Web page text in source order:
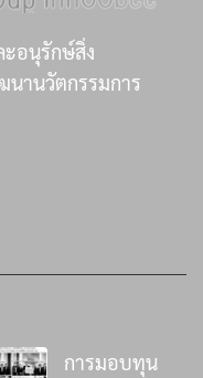
อนุรักษ์สิ่ง
านวัตกรรมการ
การมอบทุน